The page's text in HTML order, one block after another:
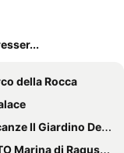
della Rocca
Il Giardino Dei Girasoli
Marina di Ragusa (dc)